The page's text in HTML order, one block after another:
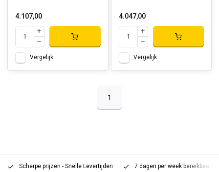
4.107,00
Vergelijk
4.047,00
Vergelijk
1
Scherpe prijzen - Snelle Levertijden 7 dagen per week bereikbaar